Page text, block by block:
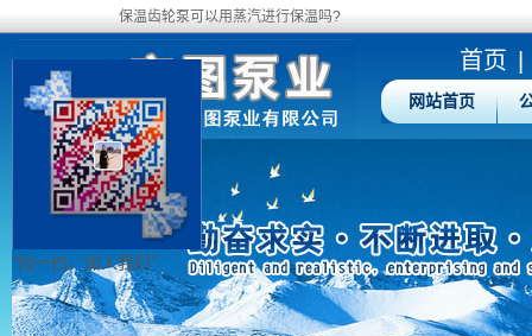
保温齿轮泵可以用蒸汽进行保温吗?
首页
网站首页
"扫一扫，加入我们"